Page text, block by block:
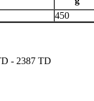
450
- 2387 TD